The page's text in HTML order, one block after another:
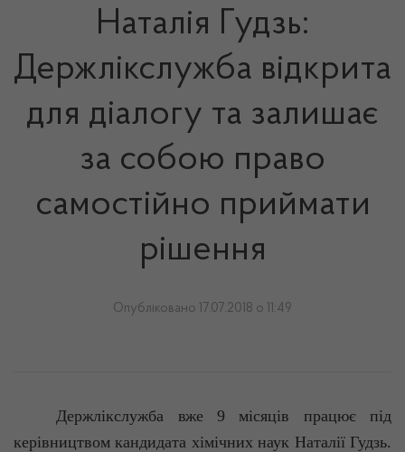
Наталія Гудзь:
Держлікслужба відкрита
для діалогу та залишає
за собою право
самостійно приймати
рішення
Опубліковано 17.07.2018 о 11:49
Держлікслужба вже 9 місяців працює під
керівництвом кандидата хімічних наук Наталії Гудзь.